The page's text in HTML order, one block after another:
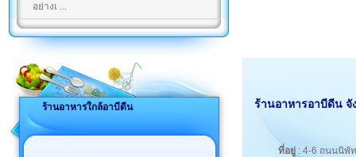
อย่างเ ...
ร้านอาหารใกล้อาบีดีน ร้านอาหารอาบีดีน จั
ที่อยู่ : 4-6 ถนนนิ